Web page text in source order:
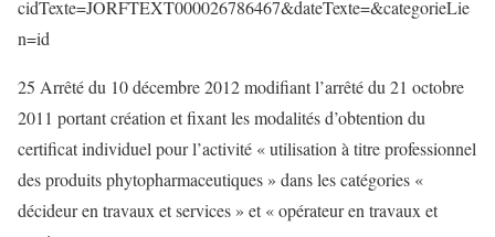
cidTexte=JORFTEXT000026786467&dateTexte=&categorieLie
n=id
25 Arrêté du 10 décembre 2012 modifiant l’arrêté du 21 octobre
2011 portant création et fixant les modalités d’obtention du
certificat individuel pour l’activité « utilisation à titre professionnel
des produits phytopharmaceutiques » dans les catégories «
décideur en travaux et services » et « opérateur en travaux et